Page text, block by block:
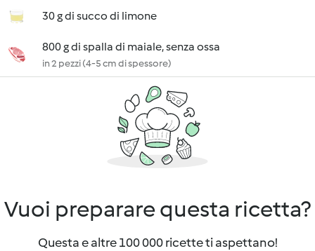
30 g di succo di limone
800 g di spalla di maiale, senza ossa
in 2 pezzi (4-5 cm di spessore)
Vuoi preparare questa ricetta?
Questa e altre 100 000 ricette ti aspettano!